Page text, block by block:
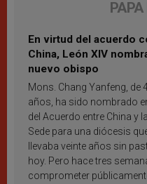
En virtud del acuerdo
China, León XIV
nuevo obispo
Mons. Chang Yanfeng, de
años, ha sido nombrado
del Acuerdo entre China y
Sede para una diócesis
llevaba veinte años sin
hoy. Pero hace tres
comprometer